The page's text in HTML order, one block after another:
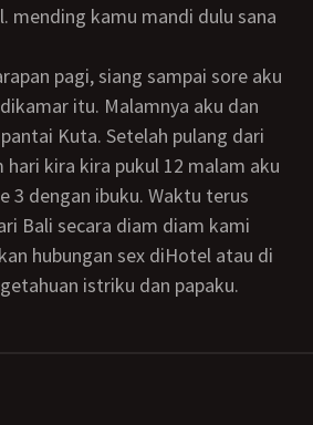
mending kamu mandi dulu sana
itu. Malamnya aku dan
Kuta. Setelah pulang dari
kira kira pukul 12 malam aku
3 dengan ibuku. Waktu terus
Bali secara diam diam kami
hubungan sex diHotel atau di
istriku dan papaku.